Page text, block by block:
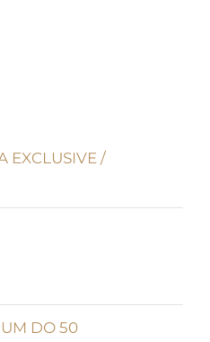
EXCLUSIVE /
DO 50